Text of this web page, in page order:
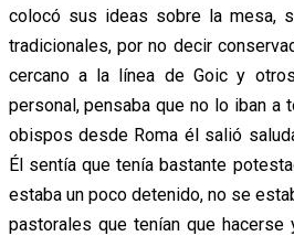
colocó sus ideas sobre la mesa,
tradicionales, por no decir
cercano a la línea de Goic y
personal, pensaba que no lo iban a
obispos desde Roma él salió
Él sentía que tenía bastante
estaba un poco detenido, no se
pastorales que tenían que